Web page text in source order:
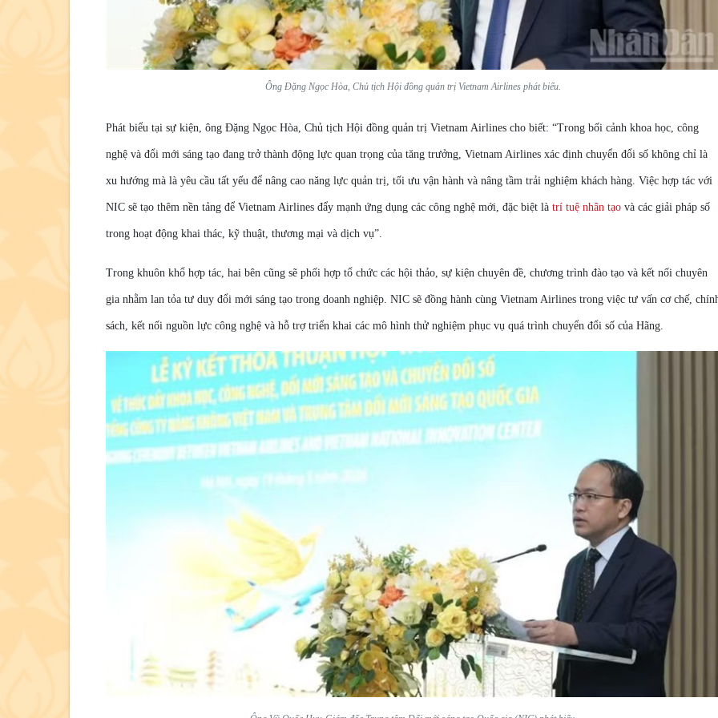
Ông Đặng Ngọc Hòa, Chủ tịch Hội đồng quản trị Vietnam Airlines phát biểu.
Phát biểu tại sự kiện, ông Đặng Ngọc Hòa, Chủ tịch Hội đồng quản trị Vietnam Airlines cho biết: “Trong bối cảnh khoa học, công
nghệ và đổi mới sáng tạo đang trở thành động lực quan trọng của tăng trưởng, Vietnam Airlines xác định chuyển đổi số không chỉ là
xu hướng mà là yêu cầu tất yếu để nâng cao năng lực quản trị, tối ưu vận hành và nâng tầm trải nghiệm khách hàng. Việc hợp tác với
NIC sẽ tạo thêm nền tảng để Vietnam Airlines đẩy mạnh ứng dụng các công nghệ mới, đặc biệt là trí tuệ nhân tạo và các giải pháp số
trong hoạt động khai thác, kỹ thuật, thương mại và dịch vụ”.
Trong khuôn khổ hợp tác, hai bên cũng sẽ phối hợp tổ chức các hội thảo, sự kiện chuyên đề, chương trình đào tạo và kết nối chuyên
gia nhằm lan tỏa tư duy đổi mới sáng tạo trong doanh nghiệp. NIC sẽ đồng hành cùng Vietnam Airlines trong việc tư vấn cơ chế,
sách, kết nối nguồn lực công nghệ và hỗ trợ triển khai các mô hình thử nghiệm phục vụ quá trình chuyển đổi số của Hãng.